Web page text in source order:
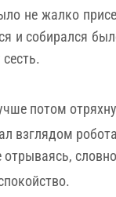
не жалко
и собирался
потом
взглядом